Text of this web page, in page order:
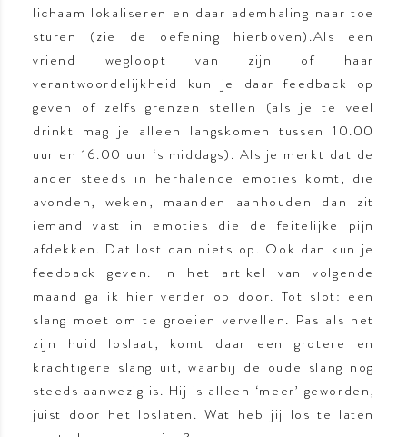
lichaam lokaliseren en daar ademhaling naar toe
sturen (zie de oefening hierboven).Als een
vriend wegloopt van zijn of haar
verantwoordelijkheid kun je daar feedback op
geven of zelfs grenzen stellen (als je te veel
drinkt mag je alleen langskomen tussen 10.00
uur en 16.00 uur ‘s middags). Als je merkt dat de
ander steeds in herhalende emoties komt, die
avonden, weken, maanden aanhouden dan zit
iemand vast in emoties die de feitelijke pijn
afdekken. Dat lost dan niets op. Ook dan kun je
feedback geven. In het artikel van volgende
maand ga ik hier verder op door. Tot slot: een
slang moet om te groeien vervellen. Pas als het
zijn huid loslaat, komt daar een grotere en
krachtigere slang uit, waarbij de oude slang nog
steeds aanwezig is. Hij is alleen ‘meer’ geworden,
juist door het loslaten. Wat heb jij los te laten